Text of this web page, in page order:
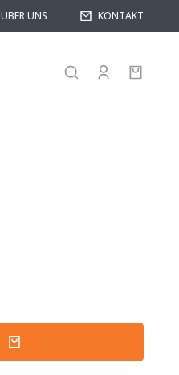
ÜBER UNS KONTAKT